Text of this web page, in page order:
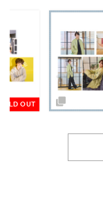
SOLD OUT